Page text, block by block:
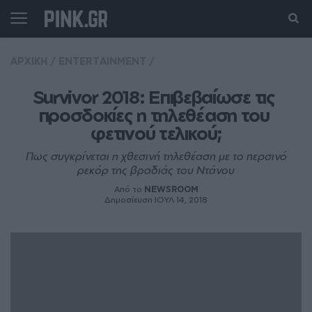
Survivor 2018: Επιβεβαίωσε τις
προσδοκίες η τηλεθέαση του
φετινού τελικού;
Πως συγκρίνεται η χθεσινή τηλεθέαση με το περσινό
ρεκόρ της βραδιάς του Ντάνου
Από το NEWSROOM
Δημοσίευση ΙΟΥΛ 14, 2018